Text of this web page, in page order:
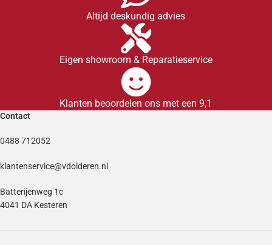
Altijd deskundig advies
Eigen showroom & Reparatieservice
Klanten beoordelen ons met een 9,1
Contact
0488 712052
klantenservice@vdolderen.nl
Batterijenweg 1c
4041 DA Kesteren